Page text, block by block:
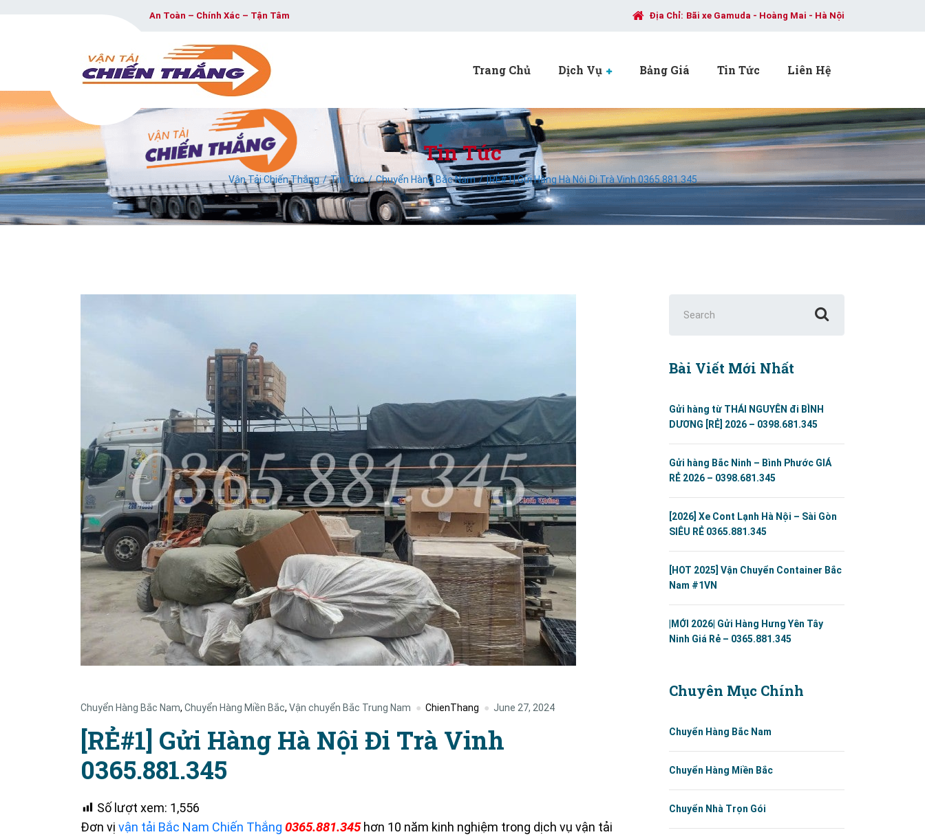
An Toàn – Chính Xác – Tận Tâm Địa Chỉ: Bãi xe Gamuda - Hoàng Mai - Hà Nội
Trang Chủ Dịch Vụ Bảng Giá Tin Tức Liên Hệ
Tin Tức
Vận Tải Chiến Thắng Tin Tức Chuyển Hàng Bắc Nam [RẺ#1] Gửi Hàng Hà Nội Đi Trà Vinh 0365.881.345
Chuyển Hàng Bắc Nam, Chuyển Hàng Miền Bắc, Vận chuyển Bắc Trung Nam ChienThang June 27, 2024
[RẺ#1] Gửi Hàng Hà Nội Đi Trà Vinh
0365.881.345
Số lượt xem: 1,556
Đơn vị vận tải Bắc Nam Chiến Thắng 0365.881.345hơn 10 năm kinh nghiệm trong dịch vụ vận tải
for:
Bài Viết Mới Nhất
Gửi hàng từ THÁI NGUYÊN đi BÌNH
DƯƠNG [RẺ] 2026 – 0398.681.345
Gửi hàng Bắc Ninh – Bình Phước GIÁ
RẺ 2026 – 0398.681.345
[2026] Xe Cont Lạnh Hà Nội – Sài Gòn
SIÊU RẺ 0365.881.345
[HOT 2025] Vận Chuyển Container Bắc
Nam #1VN
|MỚI 2026| Gửi Hàng Hưng Yên Tây
Ninh Giá Rẻ – 0365.881.345
Chuyên Mục Chính
Chuyển Hàng Bắc Nam
Chuyển Hàng Miền Bắc
Chuyển Nhà Trọn Gói